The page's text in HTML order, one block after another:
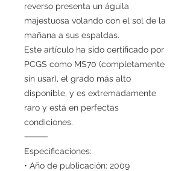
reverso presenta un águila
majestuosa volando con el sol de la
mañana a sus espaldas.
Este artículo ha sido certificado por
PCGS como MS70 (completamente
sin usar), el grado más alto
disponible, y es extremadamente
raro y está en perfectas
condiciones.
⸻
Especificaciones:
• Año de publicación: 2009